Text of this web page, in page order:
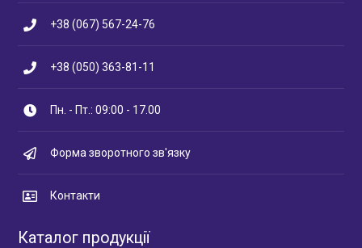
+38 (067) 567-24-76
+38 (050) 363-81-11
Пн. - Пт.: 09:00 - 17.00
Форма зворотного зв'язку
Контакти
Каталог продукції